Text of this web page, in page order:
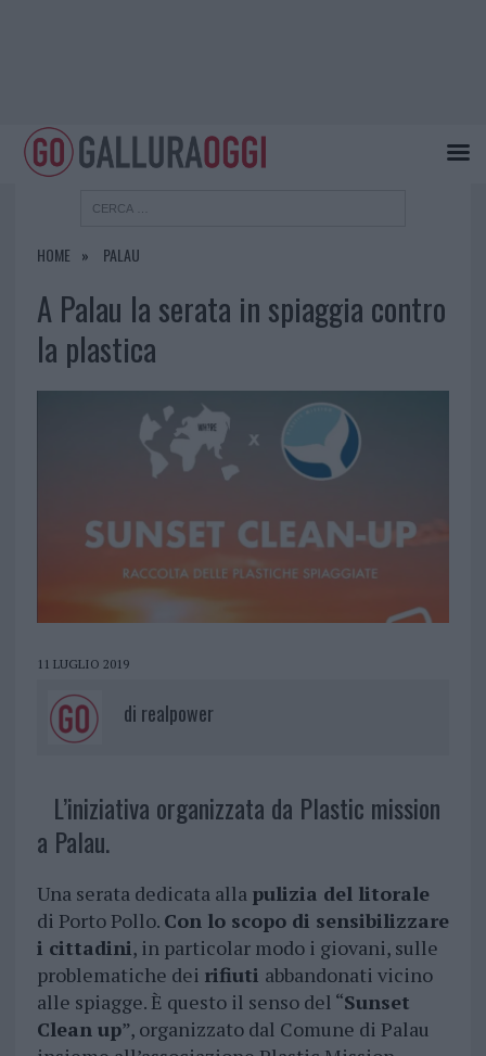
HOME PALAU
A Palau la serata in spiaggia contro
la plastica
11 LUGLIO 2019
di realpower
L’iniziativa organizzata da Plastic mission
a Palau.
Una serata dedicata alla pulizia del litorale
di Porto Pollo. Con lo scopo di sensibilizzare
i cittadini, in particolar modo i giovani, sulle
problematiche dei rifiuti abbandonati vicino
alle spiagge. È questo il senso del “Sunset
Clean up”, organizzato dal Comune di Palau